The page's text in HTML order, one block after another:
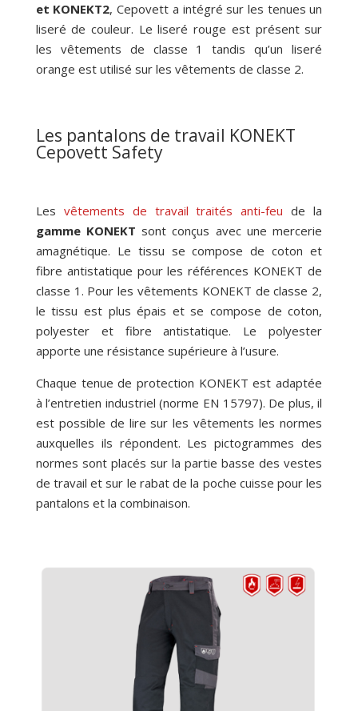
et KONEKT2, Cepovett a intégré sur les tenues un
liseré de couleur. Le liseré rouge est présent sur
les vêtements de classe 1 tandis qu’un liseré
orange est utilisé sur les vêtements de classe 2.
Les pantalons de travail KONEKT
Cepovett Safety
Les vêtements de travail traités anti-feu de la
gamme KONEKT sont conçus avec une mercerie
amagnétique. Le tissu se compose de coton et
fibre antistatique pour les références KONEKT de
classe 1. Pour les vêtements KONEKT de classe 2,
le tissu est plus épais et se compose de coton,
polyester et fibre antistatique. Le polyester
apporte une résistance supérieure à l’usure.
Chaque tenue de protection KONEKT est adaptée
à l’entretien industriel (norme EN 15797). De plus, il
est possible de lire sur les vêtements les normes
auxquelles ils répondent. Les pictogrammes des
normes sont placés sur la partie basse des vestes
de travail et sur le rabat de la poche cuisse pour les
pantalons et la combinaison.